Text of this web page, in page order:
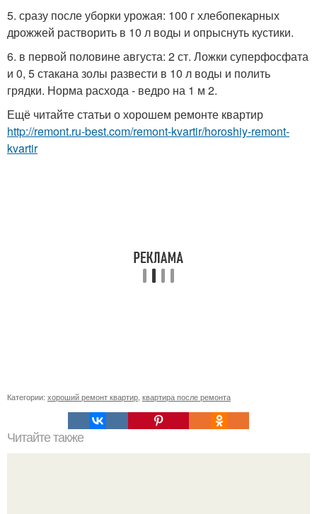
5. сразу после уборки урожая: 100 г хлебопекарных
дрожжей растворить в 10 л воды и опрыснуть кустики.
6. в первой половине августа: 2 ст. Ложки суперфосфата
и 0, 5 стакана золы развести в 10 л воды и полить
грядки. Норма расхода - ведро на 1 м 2.
Ещё читайте статьи о хорошем ремонте квартир
http://remont.ru-best.com/remont-kvartir/horoshiy-remont-
kvartir
Категории: хороший ремонт квартир квартира после ремонта
Читайте также